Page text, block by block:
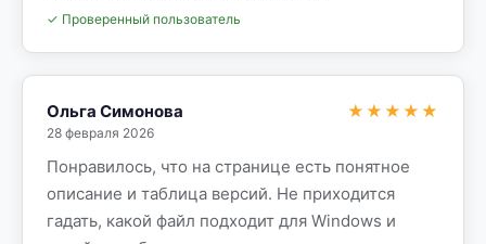
✓ Проверенный пользователь
Ольга Симонова
28 февраля 2026
★★★★★
Понравилось, что на странице есть понятное
описание и таблица версий. Не приходится
гадать, какой файл подходит для Windows и